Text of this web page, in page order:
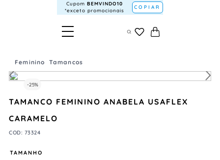
Cupom BEMVINDO10
*exceto promocionais
COPIAR
Feminino Tamancos
-25%
TAMANCO FEMININO ANABELA USAFLEX
CARAMELO
COD: 73324
TAMANHO